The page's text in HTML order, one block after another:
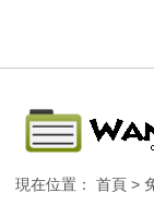
現在位置：首頁 >